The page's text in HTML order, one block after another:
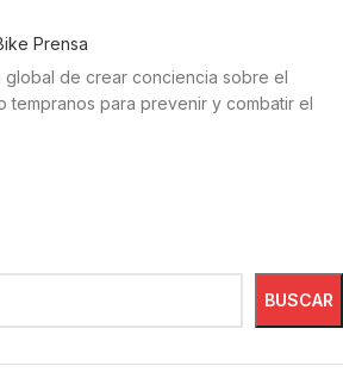
Prensa
global de crear conciencia sobre el
tempranos para prevenir y combatir el
BUSCAR